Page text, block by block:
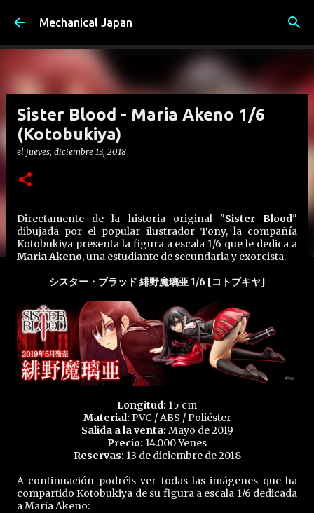
Ir al contenido principal
Mechanical Japan
Sister Blood - Maria Akeno 1/6
(Kotobukiya)
el jueves, diciembre 13, 2018
Directamente de la historia original "Sister Blood"
dibujada por el popular ilustrador Tony, la compañía
Kotobukiya presenta la figura a escala 1/6 que le dedica a
Maria Akeno, una estudiante de secundaria y exorcista.
シスター・ブラッド 緋野魔璃亜 1/6 [コトブキヤ]
Longitud: 15 cm
Material: PVC / ABS / Poliéster
Salida a la venta: Mayo de 2019
Precio: 14.000 Yenes
Reservas: 13 de diciembre de 2018
A continuación podréis ver todas las imágenes que ha
compartido Kotobukiya de su figura a escala 1/6 dedicada
a Maria Akeno: